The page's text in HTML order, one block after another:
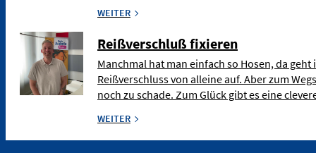
WEITER
Reißverschluß fixieren
Manchmal hat man einfach so Hosen, da
Reißverschluss von alleine auf. Aber zum
noch zu schade. Zum Glück gibt es eine
WEITER